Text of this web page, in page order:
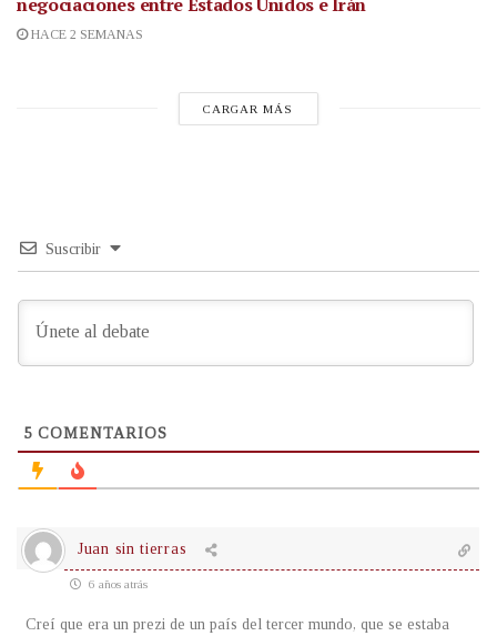
HACE 2 SEMANAS
CARGAR MÁS
Suscribir
5 COMENTARIOS
Juan sin tierras
6 años atrás
Creí que era un prezi de un país del tercer mundo, que se estaba